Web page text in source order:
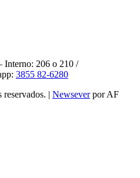
Interno: 206 o 210 /
3855 82-6280
| Newseverpor AF